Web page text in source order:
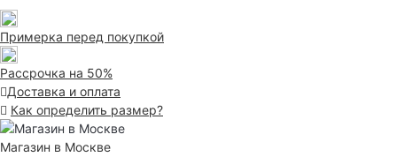
Примерка перед покупкой
Рассрочка на 50%
Доставка и оплата
Как определить размер?
Магазин в Москве